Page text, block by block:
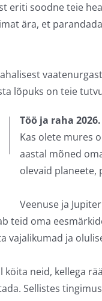
eriti soodne teie
ära, et
lõpuks on teie
Töö ja raha
Kas olete mures
aastal mõned
olevaid planeete,
Veenuse ja
teid oma
vajalikumad ja
köita neid, kellega
Sellistes